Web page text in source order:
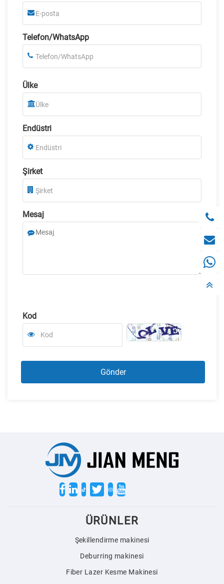
Telefon/WhatsApp
Ülke
Endüstri
Şirket
Mesaj
Kod
Twitter
ÜRÜNLER
Şekillendirme makinesi
Deburring makinesi
Fiber Lazer Kesme Makinesi